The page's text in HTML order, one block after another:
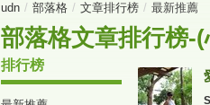
udn / 部落格 / 文章排行榜 / 最新推薦
部落格文章排行榜-
排行榜